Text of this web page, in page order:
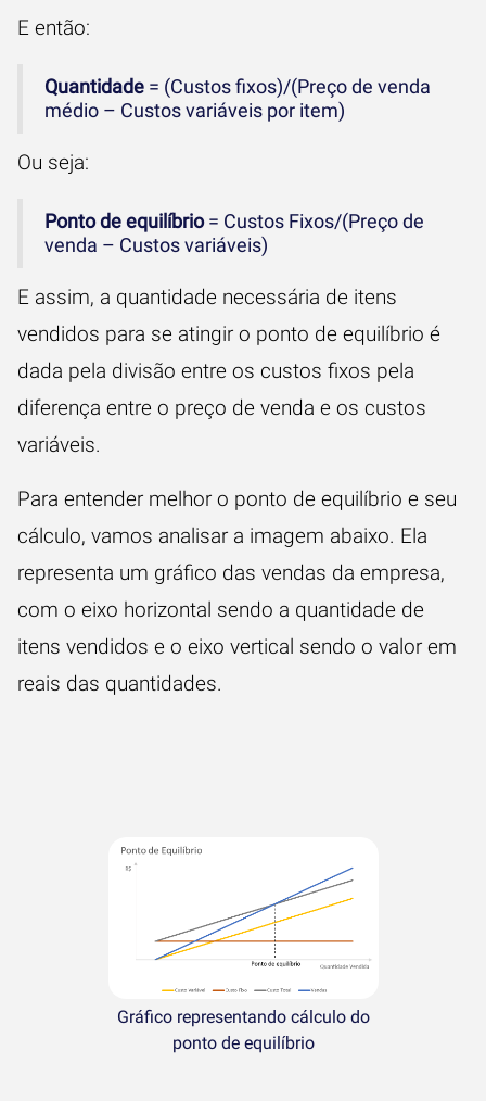
E então:
Quantidade = (Custos fixos)/(Preço de venda
médio – Custos variáveis por item)
Ou seja:
Ponto de equilíbrio= Custos Fixos/(Preço de
venda – Custos variáveis)
E assim, a quantidade necessária de itens
vendidos para se atingir o ponto de equilíbrio é
dada pela divisão entre os custos fixos pela
diferença entre o preço de venda e os custos
variáveis.
Para entender melhor o ponto de equilíbrio e seu
cálculo, vamos analisar a imagem abaixo. Ela
representa um gráfico das vendas da empresa,
com o eixo horizontal sendo a quantidade de
itens vendidos e o eixo vertical sendo o valor em
reais das quantidades.
Gráfico representando cálculo do
ponto de equilíbrio